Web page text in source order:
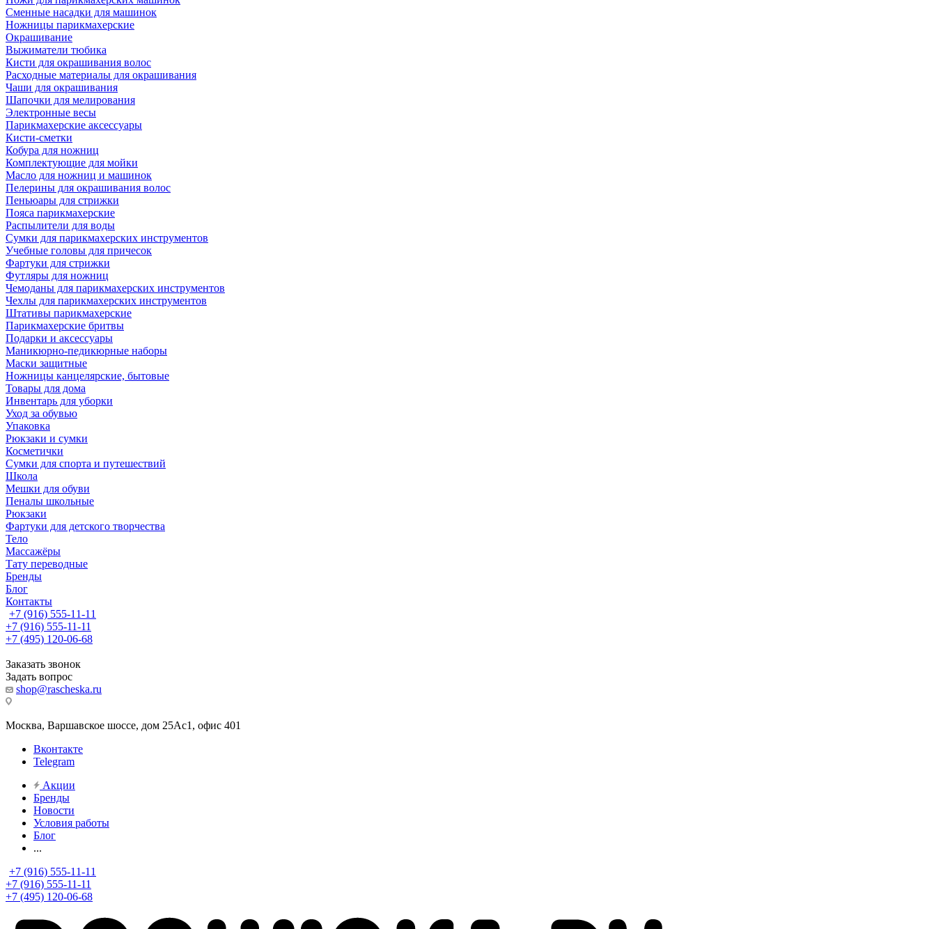
Сменные насадки для машинок
Ножницы парикмахерские
Окрашивание
Выжиматели тюбика
Кисти для окрашивания волос
Расходные материалы для окрашивания
Чаши для окрашивания
Шапочки для мелирования
Электронные весы
Парикмахерские аксессуары
Кисти-сметки
Кобура для ножниц
Комплектующие для мойки
Масло для ножниц и машинок
Пелерины для окрашивания волос
Пеньюары для стрижки
Пояса парикмахерские
Распылители для воды
Сумки для парикмахерских инструментов
Учебные головы для причесок
Фартуки для стрижки
Футляры для ножниц
Чемоданы для парикмахерских инструментов
Чехлы для парикмахерских инструментов
Штативы парикмахерские
Парикмахерские бритвы
Подарки и аксессуары
Маникюрно-педикюрные наборы
Маски защитные
Ножницы канцелярские, бытовые
Товары для дома
Инвентарь для уборки
Уход за обувью
Упаковка
Рюкзаки и сумки
Косметички
Сумки для спорта и путешествий
Школа
Мешки для обуви
Пеналы школьные
Рюкзаки
Фартуки для детского творчества
Тело
Массажёры
Тату переводные
Бренды
Блог
Контакты
+7 (916) 555-11-11
+7 (916) 555-11-11
+7 (495) 120-06-68
Заказать звонок
Задать вопрос
shop@rascheska.ru
Москва, Варшавское шоссе, дом 25Аc1, офис 401
Вконтакте
Telegram
Акции
Бренды
Новости
Условия работы
Блог
...
+7 (916) 555-11-11
+7 (916) 555-11-11
+7 (495) 120-06-68